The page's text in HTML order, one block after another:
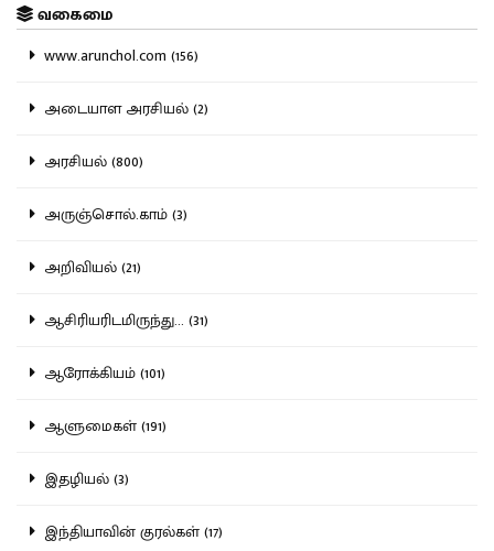
வகைமை
www.arunchol.com (156)
அடையாள அரசியல் (2)
அரசியல் (800)
அருஞ்சொல்.காம் (3)
அறிவியல் (21)
ஆசிரியரிடமிருந்து... (31)
ஆரோக்கியம் (101)
ஆளுமைகள் (191)
இதழியல் (3)
இந்தியாவின் குரல்கள் (17)